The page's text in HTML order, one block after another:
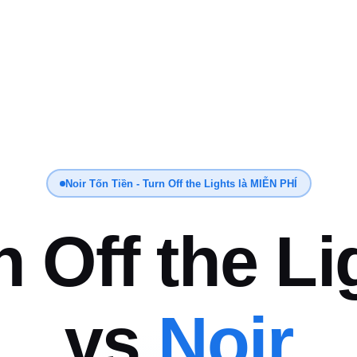
Noir Tốn Tiền - Turn Off the Lights là MIỄN PHÍ
Off the